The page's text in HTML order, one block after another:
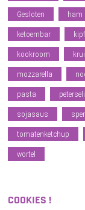
Gesloten ham
ketoembar
kookroom
mozzarella
pasta
sojasaus
tomatenketchup
wortel
COOKIES !